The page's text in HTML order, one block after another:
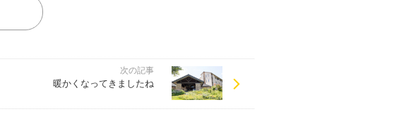
次の記事
暖かくなってきましたね